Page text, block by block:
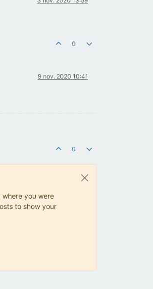
0
9 nov. 2020 10:41
0
you were
to show your